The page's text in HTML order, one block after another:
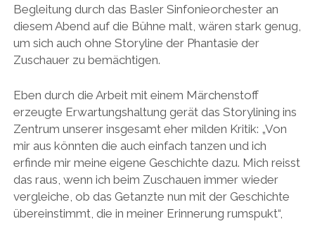
Begleitung durch das Basler Sinfonieorchester an
diesem Abend auf die Bühne malt, wären stark genug,
um sich auch ohne Storyline der Phantasie der
Zuschauer zu bemächtigen.
Eben durch die Arbeit mit einem Märchenstoff
erzeugte Erwartungshaltung gerät das Storylining ins
Zentrum unserer insgesamt eher milden Kritik: „Von
mir aus könnten die auch einfach tanzen und ich
erfinde mir meine eigene Geschichte dazu. Mich reisst
das raus, wenn ich beim Zuschauen immer wieder
vergleiche, ob das Getanzte nun mit der Geschichte
übereinstimmt, die in meiner Erinnerung rumspukt“,